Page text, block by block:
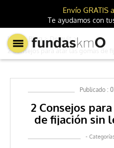
Envío GRATIS
Te ayudamos con

km0 Blog
Default
2 Consejos para atar las gomas de
Publicado :
2 Consejos
de fijación sin
-